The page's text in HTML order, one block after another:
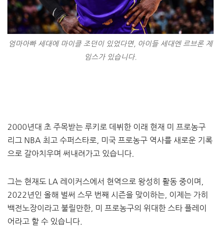
엄마아빠 세대에 마이클 조던이 있었다면, 아이들 세대엔 르브론 제
임스가 있습니다.
2000년대 초 주목받는 루키로 데뷔한 이래 현재 미 프로농구
리그 NBA 최고 수퍼스타로, 미국 프로농구 역사를 새로운 기록
으로 갈아치우며 써내려가고 있습니다.
그는 현재도 LA 레이커스에서 현역으로 왕성히 활동 중이며,
2022년인 올해 벌써 스무 번째 시즌을 맞이하는, 이제는 가히
백전노장이라고 불릴만한, 미 프로농구의 위대한 스타 플레이
어라고 할 수 있습니다.